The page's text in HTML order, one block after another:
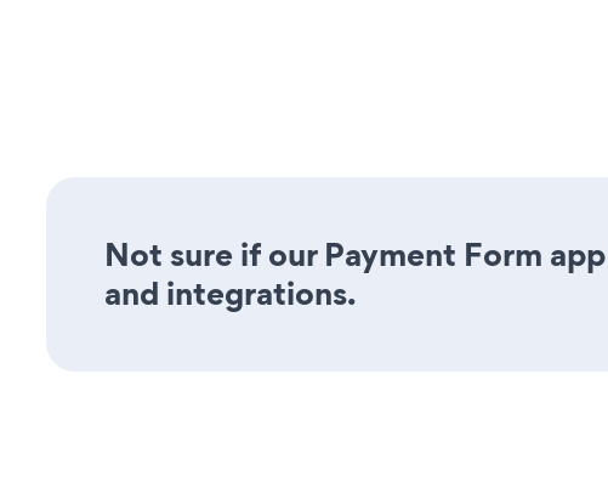
Not sure if our Payment Form
and integrations.